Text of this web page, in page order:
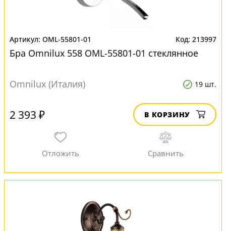
OML-55801-01 213997
Бра Omnilux 558 OML-55801-01 стеклянное
Omnilux (Италия) 19 шт.
2 393 ₽ В КОРЗИНУ